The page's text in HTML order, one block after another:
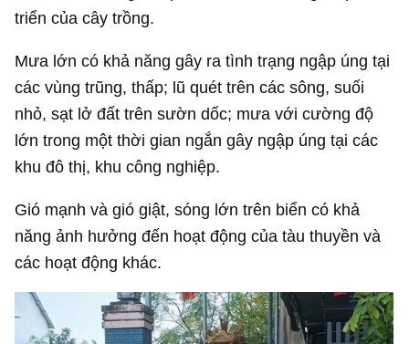
triển của cây trồng.
Mưa lớn có khả năng gây ra tình trạng ngập úng tại
các vùng trũng, thấp; lũ quét trên các sông, suối
nhỏ, sạt lở đất trên sườn dốc; mưa với cường độ
lớn trong một thời gian ngắn gây ngập úng tại các
khu đô thị, khu công nghiệp.
Gió mạnh và gió giật, sóng lớn trên biển có khả
năng ảnh hưởng đến hoạt động của tàu thuyền và
các hoạt động khác.